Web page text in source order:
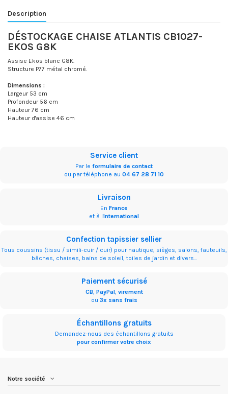
Description
DÉSTOCKAGE CHAISE ATLANTIS CB1027-
EKOS G8K
Assise Ekos blanc G8K.
Structure P77 métal chromé.
Dimensions :
Largeur 53 cm
Profondeur 56 cm
Hauteur 76 cm
Hauteur d'assise 46 cm
Service client
Par le formulaire de contact
ou par téléphone au 04 67 28 71 10
Livraison
En France
et à l'International
Confection tapissier sellier
Tous coussins (tissu / simili-cuir / cuir) pour nautique, sièges, salons, fauteuils,
bâches, chaises, bains de soleil, toiles de jardin et divers...
Paiement sécurisé
CB, PayPal, virement
ou 3x sans frais
Échantillons gratuits
Demandez-nous des échantillons gratuits
pour confirmer votre choix
Notre société